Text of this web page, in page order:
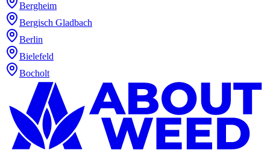
Bergheim
Bergisch Gladbach
Berlin
Bielefeld
Bocholt